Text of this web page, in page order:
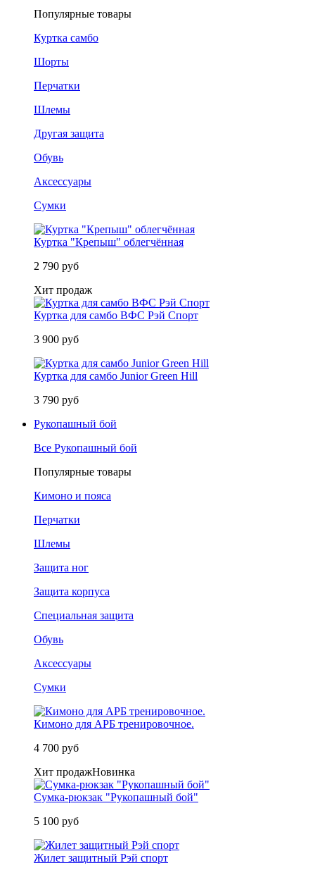
Популярные товары
Куртка самбо
Шорты
Перчатки
Шлемы
Другая защита
Обувь
Аксессуары
Сумки
Куртка "Крепыш" облегчённая
2 790 руб
Хит продаж
Куртка для самбо ВФС Рэй Спорт
3 900 руб
Куртка для самбо Junior Green Hill
3 790 руб
Рукопашный бой
Все Рукопашный бой
Популярные товары
Кимоно и пояса
Перчатки
Шлемы
Защита ног
Защита корпуса
Специальная защита
Обувь
Аксессуары
Сумки
Кимоно для АРБ тренировочное.
4 700 руб
Хит продажНовинка
Сумка-рюкзак "Рукопашный бой"
5 100 руб
Жилет защитный Рэй спорт